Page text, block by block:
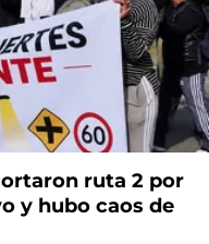
ruta 2 por
y hubo caos de